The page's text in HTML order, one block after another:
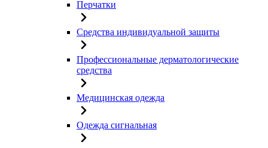
Перчатки
Средства индивидуальной защиты
Профессиональные дерматологические
средства
Медицинская одежда
Одежда сигнальная